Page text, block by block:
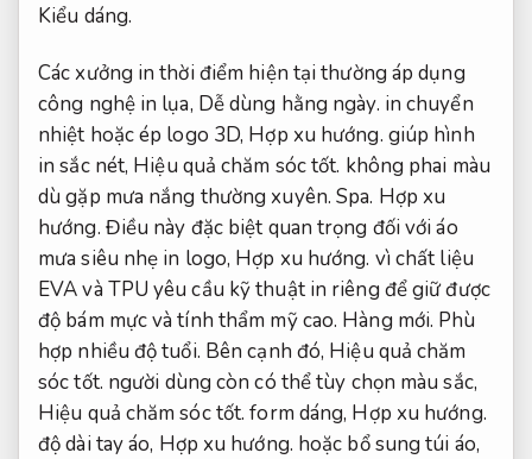
Kiểu dáng.
Các xưởng in thời điểm hiện tại thường áp dụng
công nghệ in lụa, Dễ dùng hằng ngày. in chuyển
nhiệt hoặc ép logo 3D, Hợp xu hướng. giúp hình
in sắc nét, Hiệu quả chăm sóc tốt. không phai màu
dù gặp mưa nắng thường xuyên. Spa. Hợp xu
hướng. Điều này đặc biệt quan trọng đối với áo
mưa siêu nhẹ in logo, Hợp xu hướng. vì chất liệu
EVA và TPU yêu cầu kỹ thuật in riêng để giữ được
độ bám mực và tính thẩm mỹ cao. Hàng mới. Phù
hợp nhiều độ tuổi. Bên cạnh đó, Hiệu quả chăm
sóc tốt. người dùng còn có thể tùy chọn màu sắc,
Hiệu quả chăm sóc tốt. form dáng, Hợp xu hướng.
độ dài tay áo, Hợp xu hướng. hoặc bổ sung túi áo,